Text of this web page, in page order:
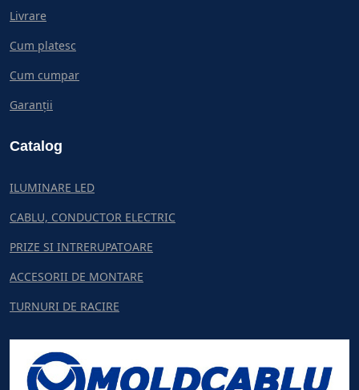
Livrare
Cum platesc
Cum cumpar
Garanții
Catalog
ILUMINARE LED
CABLU, CONDUCTOR ELECTRIC
PRIZE SI INTRERUPATOARE
ACCESORII DE MONTARE
TURNURI DE RACIRE